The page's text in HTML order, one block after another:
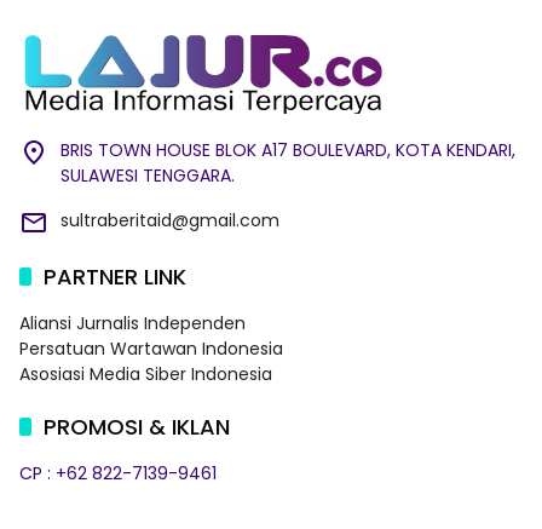
BRIS TOWN HOUSE BLOK A17 BOULEVARD, KOTA KENDARI,
SULAWESI TENGGARA.
sultraberitaid@gmail.com
PARTNER LINK
Aliansi Jurnalis Independen
Persatuan Wartawan Indonesia
Asosiasi Media Siber Indonesia
PROMOSI & IKLAN
CP : +62 822-7139-9461